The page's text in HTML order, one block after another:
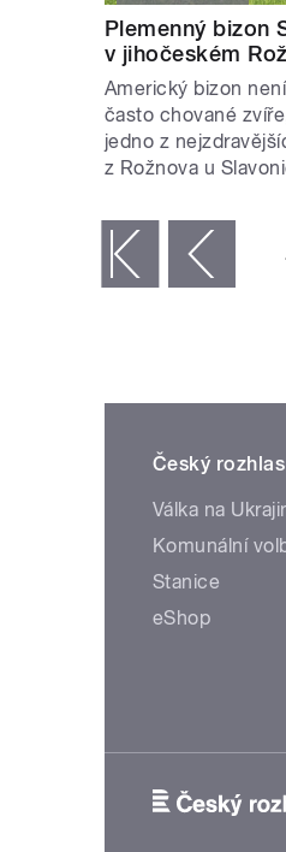
Plemenný bizon
v jihočeském
Americký bizon
často chované
jedno z
z Rožnova u
‹ předchozí
Český rozhlas
Válka na
Komunální
Stanice
eShop